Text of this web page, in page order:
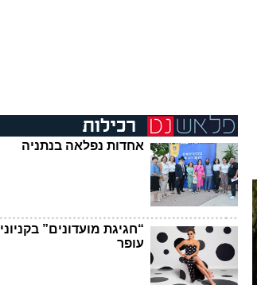
אחדות נפלאה בנתניה
“חגיגת מועדונים” בקניוני
עופר